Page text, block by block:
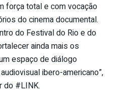
força total e com vocação
do cinema documental.
do Festival do Rio e do
ainda mais os
espaço de diálogo
ibero-americano”,
do #LINK.